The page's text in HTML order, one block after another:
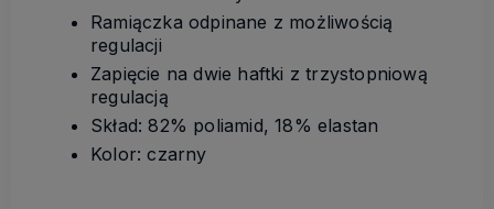
Ramiączka odpinane z możliwością
regulacji
Zapięcie na dwie haftki z trzystopniową
regulacją
Skład: 82% poliamid, 18% elastan
Kolor: czarny